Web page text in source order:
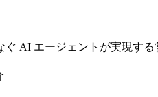
AI エージェントが実現する